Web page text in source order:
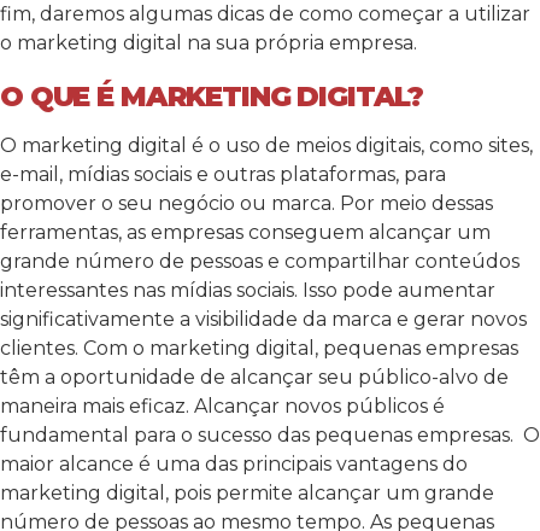
fim, daremos algumas dicas de como começar a utilizar
o marketing digital na sua própria empresa.
O QUE É MARKETING DIGITAL?
O marketing digital é o uso de meios digitais, como sites,
e-mail, mídias sociais e outras plataformas, para
promover o seu negócio ou marca. Por meio dessas
ferramentas, as empresas conseguem alcançar um
grande número de pessoas e compartilhar conteúdos
interessantes nas mídias sociais. Isso pode aumentar
significativamente a visibilidade da marca e gerar novos
clientes. Com o marketing digital, pequenas empresas
têm a oportunidade de alcançar seu público-alvo de
maneira mais eficaz. Alcançar novos públicos é
fundamental para o sucesso das pequenas empresas. O
maior alcance é uma das principais vantagens do
marketing digital, pois permite alcançar um grande
número de pessoas ao mesmo tempo. As pequenas